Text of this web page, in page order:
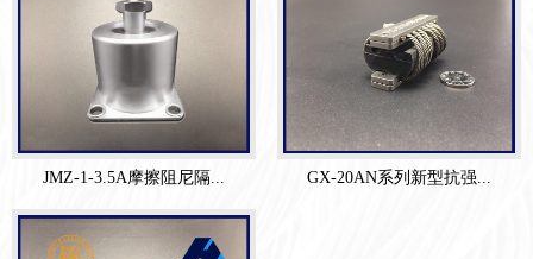
JMZ-1-3.5A摩擦阻尼隔... GX-20AN系列新型抗强...